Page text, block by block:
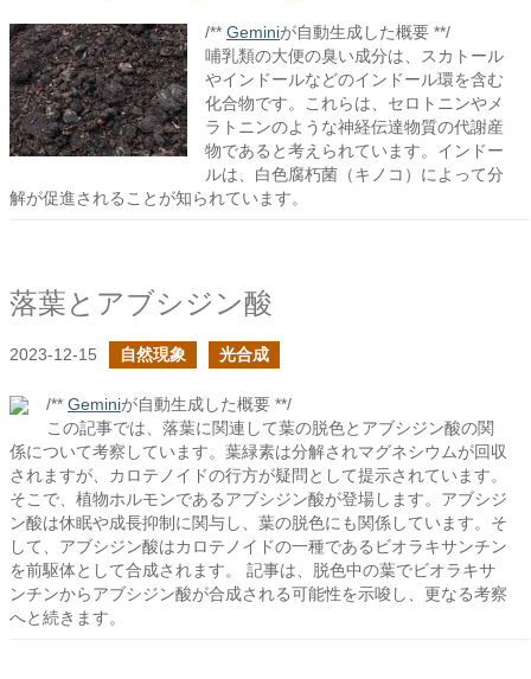
/** Geminiが自動生成した概要 **/
哺乳類の大便の臭い成分は、スカトール
やインドールなどのインドール環を含む
化合物です。これらは、セロトニンやメ
ラトニンのような神経伝達物質の代謝産
物であると考えられています。インドー
ルは、白色腐朽菌（キノコ）によって分
解が促進されることが知られています。
落葉とアブシジン酸
2023-12-15 自然現象 光合成
/** Geminiが自動生成した概要 **/
この記事では、落葉に関連して葉の脱色とアブシジン酸の関
係について考察しています。葉緑素は分解されマグネシウムが回収
されますが、カロテノイドの行方が疑問として提示されています。
そこで、植物ホルモンであるアブシジン酸が登場します。アブシジ
ン酸は休眠や成長抑制に関与し、葉の脱色にも関係しています。そ
して、アブシジン酸はカロテノイドの一種であるビオラキサンチン
を前駆体として合成されます。 記事は、脱色中の葉でビオラキサ
ンチンからアブシジン酸が合成される可能性を示唆し、更なる考察
へと続きます。